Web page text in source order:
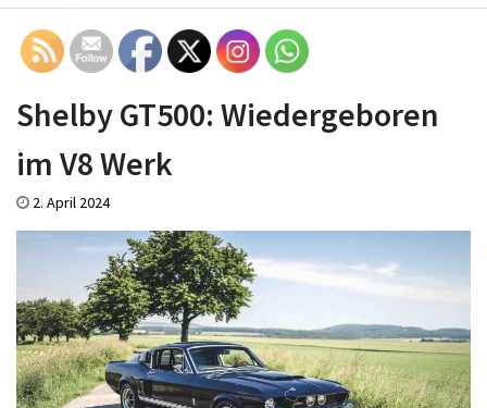
Shelby GT500: Wiedergeboren
im V8 Werk
2. April 2024